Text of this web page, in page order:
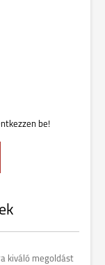
be!
kiváló megoldást